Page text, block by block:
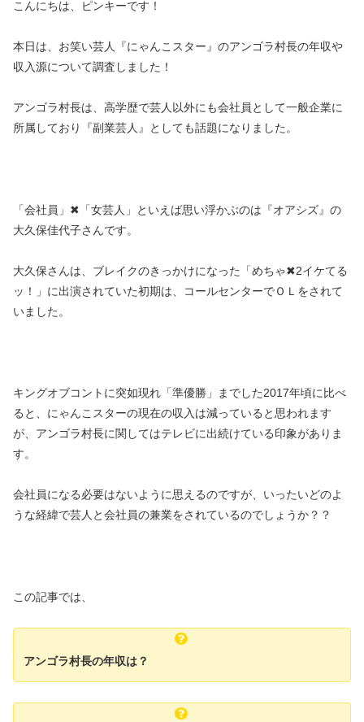
こんにちは、ピンキーです！
本日は、お笑い芸人『にゃんこスター』のアンゴラ村長の年収や
収入源について調査しました！
アンゴラ村長は、高学歴で芸人以外にも会社員として一般企業に
所属しており『副業芸人』としても話題になりました。
「会社員」✖「女芸人」といえば思い浮かぶのは『オアシズ』の
大久保佳代子さんです。
大久保さんは、ブレイクのきっかけになった「めちゃ✖2イケてる
ッ！」に出演されていた初期は、コールセンターでＯＬをされて
いました。
キングオブコントに突如現れ「準優勝」までした2017年頃に比べ
ると、にゃんこスターの現在の収入は減っていると思われます
が、アンゴラ村長に関してはテレビに出続けている印象がありま
す。
会社員になる必要はないように思えるのですが、いったいどのよ
うな経緯で芸人と会社員の兼業をされているのでしょうか？？
この記事では、
アンゴラ村長の年収は？